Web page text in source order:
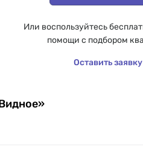
Или воспользуйтесь
помощи с подбором
Оставить заявку